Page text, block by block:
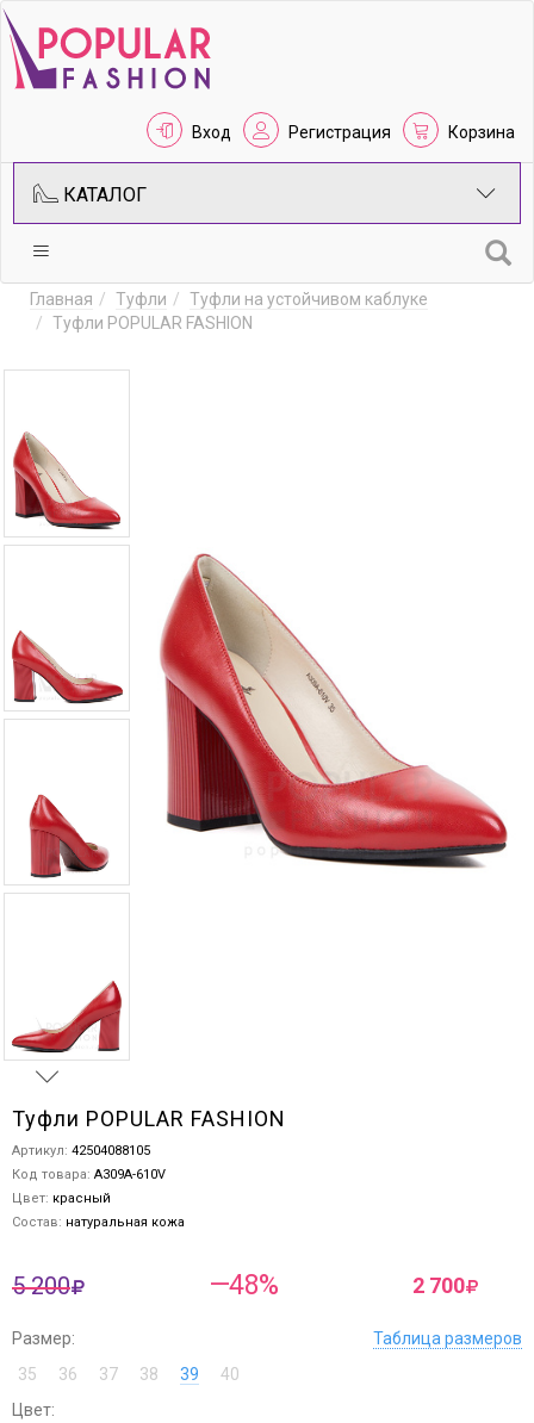
Вход Регистрация Корзина
КАТАЛОГ
Главная Туфли
Туфли на устойчивом каблуке
Туфли POPULAR FASHION
Туфли POPULAR FASHION
Артикул: 42504088105
Код товара: A309A-610V
Цвет: красный
Состав: натуральная кожа
5 200 —48% 2 700
Размер:
Таблица размеров
35
36 37 38 39
40
Цвет: